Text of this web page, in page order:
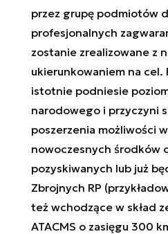
przez grupę podmiotów
profesjonalnych
zostanie zrealizowane z
ukierunkowaniem na
istotnie podniesie
narodowego i przyczyni
poszerzenia możliwości
nowoczesnych środków
pozyskiwanych lub już
Zbrojnych RP
też wchodzące w skład
ATACMS o zasięgu 300